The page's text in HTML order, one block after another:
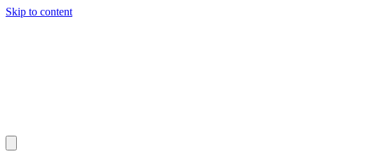
Skip to content